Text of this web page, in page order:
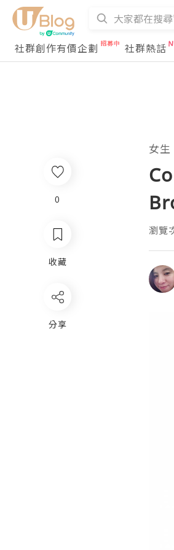
社群創作有價企劃 社群熱話
0
收藏
分享
女生
瀏覽